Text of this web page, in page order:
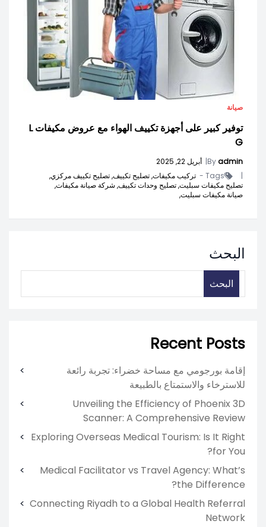
صيانة
توفير كبير على أجهزة تكييف الهواء مع عروض مكيفات L
G
Byadmin
| أبريل 22, 2025
|
Tags - تركيب مكيفات,تصليح تكييف,تصليح تكييف مركزي,
تصليح مكيفات سبليت,تصليح وحدات تكييف, شركة صيانة مكيفات,
صيانة مكيفات سبليت,
البحث
البحث
Recent Posts
إقامة بورجومي مع مساحة خضراء: تجربة رائعة
للاسترخاء والاستمتاع بالطبيعة
Unveiling the Efficiency of Phoenix 3D
Scanner: A Comprehensive Review
Exploring Overseas Medical Tourism: Is It Right
for You?
Medical Facilitator vs Travel Agency: What’s
the Difference?
Connecting Riyadh to a Global Health Referral
Network